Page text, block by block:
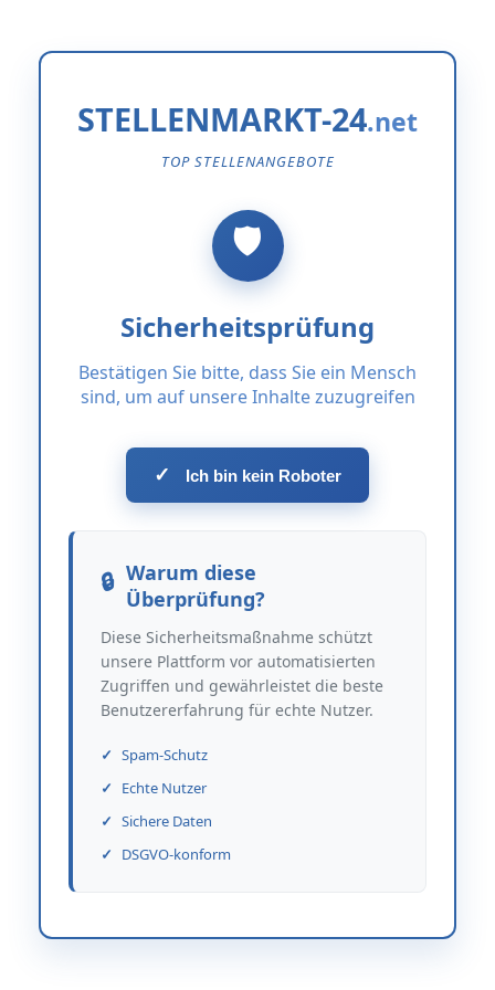
STELLENMARKT-24
TOP STELLENANGEBOTE
Sicherheitsprüfung
Bestätigen Sie bitte, dass Sie ein Mensch
sind, um auf unsere Inhalte zuzugreifen
✓ Ich bin kein Roboter
Warum diese
Überprüfung?
Diese Sicherheitsmaßnahme schützt
unsere Plattform vor automatisierten
Zugriffen und gewährleistet die beste
Benutzererfahrung für echte Nutzer.
Spam-Schutz
Echte Nutzer
Sichere Daten
DSGVO-konform